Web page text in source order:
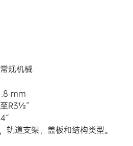
规机械
mm
R3½˝
道支架，盖板和结构类型。